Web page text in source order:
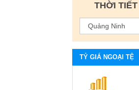
THỜI TIẾT
TỶ GIÁ NGOẠI TỆ